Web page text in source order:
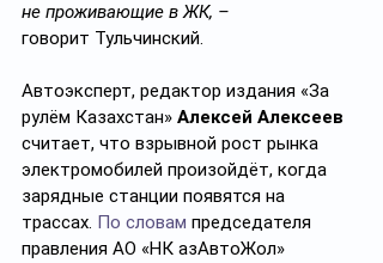
не проживающие в ЖК, –
говорит Тульчинский.
Автоэксперт, редактор издания «За
рулём Казахстан» Алексей Алексеев
считает, что взрывной рост рынка
электромобилей произойдёт, когда
зарядные станции появятся на
трассах. По словам председателя
правления АО «НК ҚазАвтоЖол»